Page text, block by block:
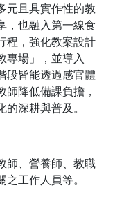
元且具實作性的教
，也融入第一線食
程，強化教案設計
專場」，並導入
段皆能透過感官體
降低備課負擔，
深耕與普及。
師、營養師、教職
工作人員等。